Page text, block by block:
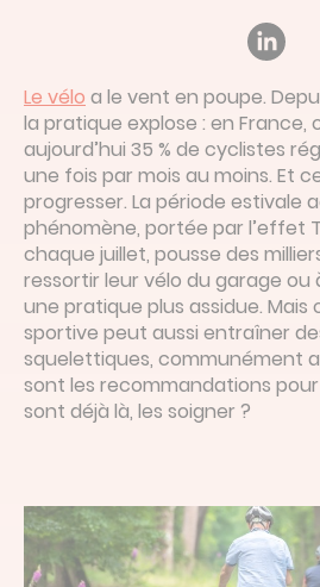
Le vélo a le vent en poupe.
la pratique explose : en France,
aujourd’hui 35 % de cyclistes
une fois par mois au moins. Et
progresser. La période estivale
phénomène, portée par l’effet
chaque juillet, pousse des
ressortir leur vélo du garage ou
une pratique plus assidue.
sportive peut aussi entraîner
squelettiques, communément
sont les recommandations pour
sont déjà là, les soigner ?